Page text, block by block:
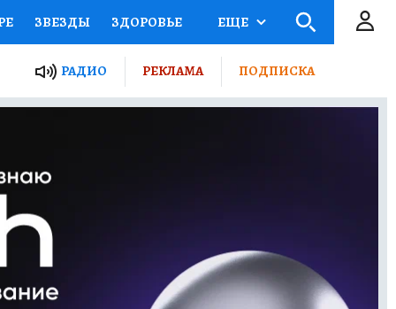
ЗВЕЗДЫ ЗДОРОВЬЕ
ПРОЕКТЫ РОССИИ
ПУТЕВОДИТЕЛЬ
ЕЩЕ
РАДИО РЕКЛАМА ПОДПИСКА